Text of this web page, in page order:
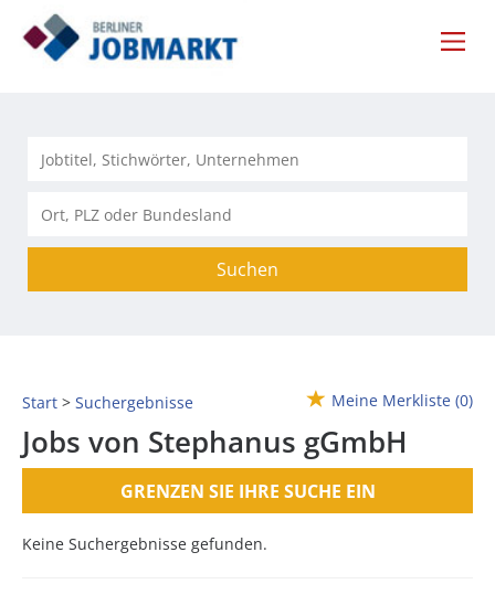
Suchen
Start Suchergebnisse Meine Merkliste (0)
Jobs von Stephanus gGmbH
GRENZEN SIE IHRE SUCHE EIN
Keine Suchergebnisse gefunden.